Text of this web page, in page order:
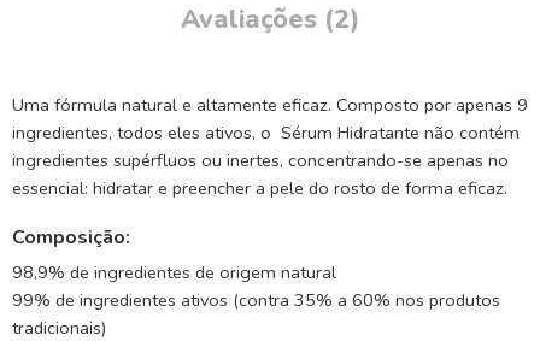
Avaliações (2)
Uma fórmula natural e altamente eficaz. Composto por apenas 9
ingredientes, todos eles ativos, o Sérum Hidratante não contém
ingredientes supérfluos ou inertes, concentrando-se apenas no
essencial: hidratar e preencher a pele do rosto de forma eficaz.
Composição:
98,9% de ingredientes de origem natural
99% de ingredientes ativos (contra 35% a 60% nos produtos
tradicionais)